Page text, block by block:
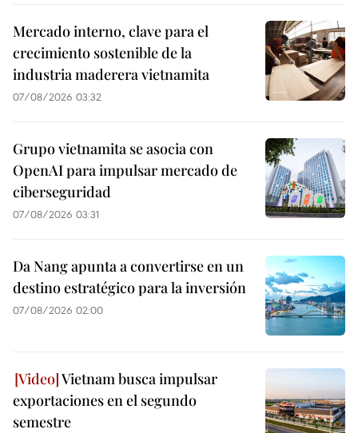
Mercado interno, clave para el
crecimiento sostenible de la
industria maderera vietnamita
07/08/2026 03:32
Grupo vietnamita se asocia con
OpenAI para impulsar mercado de
ciberseguridad
07/08/2026 03:31
Da Nang apunta a convertirse en un
destino estratégico para la inversión
07/08/2026 02:00
Vietnam busca impulsar
exportaciones en el segundo
semestre